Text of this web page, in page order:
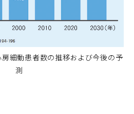
細動患者数の推移および今後の予
測